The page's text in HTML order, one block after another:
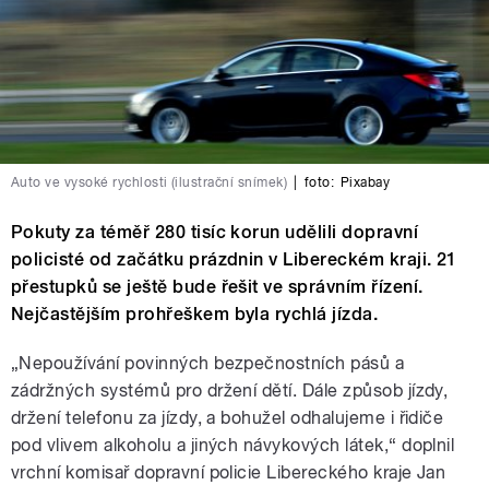
Auto ve vysoké rychlosti (ilustrační snímek) foto: Pixabay
Pokuty za téměř 280 tisíc korun udělili dopravní
policisté od začátku prázdnin v Libereckém kraji. 21
přestupků se ještě bude řešit ve správním řízení.
Nejčastějším prohřeškem byla rychlá jízda.
„Nepoužívání povinných bezpečnostních pásů a
zádržných systémů pro držení dětí. Dále způsob jízdy,
držení telefonu za jízdy, a bohužel odhalujeme i řidiče
pod vlivem alkoholu a jiných návykových látek,“ doplnil
vrchní komisař dopravní policie Libereckého kraje Jan